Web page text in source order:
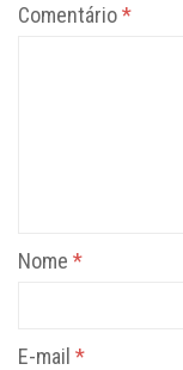
Comentário*
Nome *
E-mail *